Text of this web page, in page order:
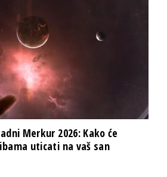
Merkur 2026: Kako će
uticati na vaš san